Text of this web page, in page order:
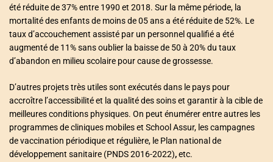
été réduite de 37% entre 1990 et 2018. Sur la même période, la
mortalité des enfants de moins de 05 ans a été réduite de 52%. Le
taux d’accouchement assisté par un personnel qualifié a été
augmenté de 11% sans oublier la baisse de 50 à 20% du taux
d’abandon en milieu scolaire pour cause de grossesse.
D’autres projets très utiles sont exécutés dans le pays pour
accroître l’accessibilité et la qualité des soins et garantir à la cible de
meilleures conditions physiques. On peut énumérer entre autres les
programmes de cliniques mobiles et School Assur, les campagnes
de vaccination périodique et régulière, le Plan national de
développement sanitaire (PNDS 2016-2022),etc.